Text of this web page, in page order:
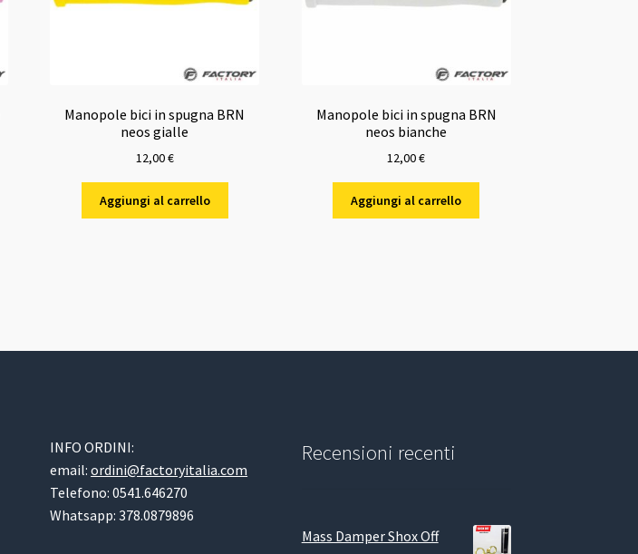
Manopole bici in spugna BRN
neos gialle
12,00€
Aggiungi al carrello
Manopole bici in spugna BRN
neos bianche
12,00€
Aggiungi al carrello
INFO ORDINI:
email:ordini@factoryitalia.com
Telefono: 0541.646270
Whatsapp: 378.0879896
Recensioni recenti
Mass Damper Shox Off